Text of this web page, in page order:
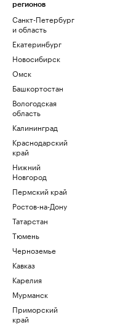
регионов
Санкт-Петербург
и область
Екатеринбург
Новосибирск
Омск
Башкортостан
Вологодская
область
Калининград
Краснодарский
край
Нижний
Новгород
Пермский край
Ростов-на-Дону
Татарстан
Тюмень
Черноземье
Кавказ
Карелия
Мурманск
Приморский
край